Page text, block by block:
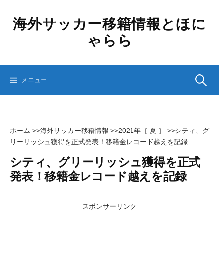
ッ
海外サッカー移籍情報とほに
ゃらら
メニュー 検
ホーム >>海外サッカー移籍情報 >>2021年［ 夏 ］ >>シティ、グ
リーリッシュ獲得を正式発表！移籍金レコード越えを記録
シティ、グリーリッシュ獲得を正式
発表！移籍金レコード越えを記録
スポンサーリンク